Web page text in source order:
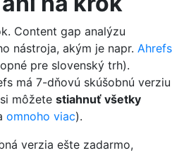
Content gap analýzu
nástroja, akým je napr. Ahrefs
pre slovenský trh).
má 7-dňovú skúšobnú verziu
môžete stiahnuť všetky
omnoho viac).
verzia ešte zadarmo,